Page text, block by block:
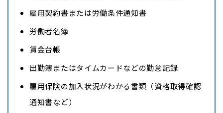
雇用契約書または労働条件通知書
労働者名簿
賃金台帳
出勤簿またはタイムカードなどの勤怠記録
雇用保険の加入状況がわかる書類（資格取得確認
通知書など）